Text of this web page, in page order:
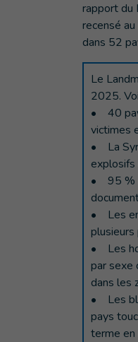
rapport du
recensé
dans 52
Le
2025.
• 40
victimes
• La
explosifs
• 95 %
• Les
plusieurs
• Les
par sexe
dans les
• Les
pays
terme en